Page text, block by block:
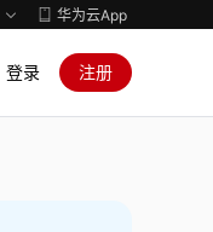
华为云App
登录 注册